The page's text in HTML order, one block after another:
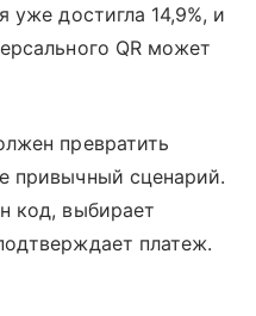
уже достигла 14,9%, и
QR может
превратить
привычный сценарий.
код, выбирает
платеж.